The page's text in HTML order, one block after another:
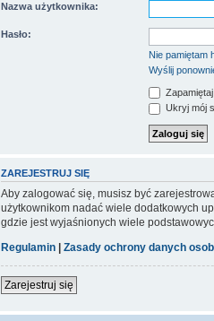
Nazwa użytkownika:
Hasło:
Nie pamiętam
Wyślij
Ukryj mój
ZAREJESTRUJ SIĘ
Aby zalogować się, musisz być
użytkownikom nadać wiele dodatkowych
gdzie jest wyjaśnionych wiele
Regulamin
Zasady ochrony danych
Zarejestruj się